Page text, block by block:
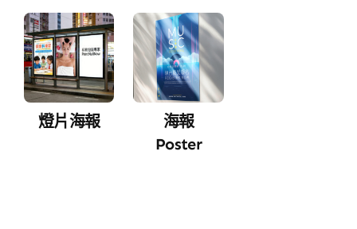
燈片海報
海報
Poster